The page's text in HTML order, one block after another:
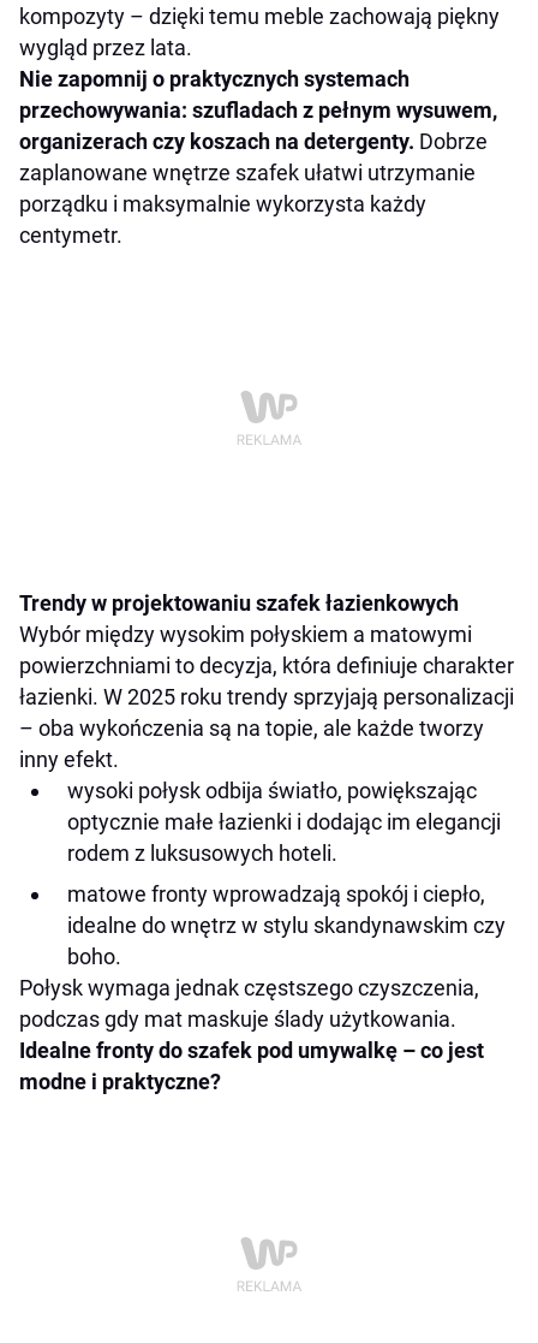
kompozyty – dzięki temu meble zachowają piękny
wygląd przez lata.
Nie zapomnij o praktycznych systemach
przechowywania: szufladach z pełnym wysuwem,
organizerach czy koszach na detergenty. Dobrze
zaplanowane wnętrze szafek ułatwi utrzymanie
porządku i maksymalnie wykorzysta każdy
centymetr.
Trendy w projektowaniu szafek łazienkowych
Wybór między wysokim połyskiem a matowymi
powierzchniami to decyzja, która definiuje charakter
łazienki. W 2025 roku trendy sprzyjają personalizacji
– oba wykończenia są na topie, ale każde tworzy
inny efekt.
wysoki połysk odbija światło, powiększając
optycznie małe łazienki i dodając im elegancji
rodem z luksusowych hoteli.
matowe fronty wprowadzają spokój i ciepło,
idealne do wnętrz w stylu skandynawskim czy
boho.
Połysk wymaga jednak częstszego czyszczenia,
podczas gdy mat maskuje ślady użytkowania.
Idealne fronty do szafek pod umywalkę – co jest
modne i praktyczne?